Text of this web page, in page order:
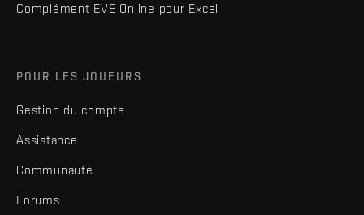
Complément EVE Online pour Excel
POUR LES JOUEURS
Gestion du compte
Assistance
Communauté
Forums